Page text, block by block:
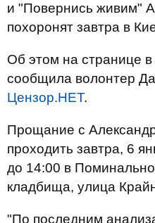
и "Повернись живим"
похоронят завтра в
Об этом на странице в
сообщила волонтер
Цензор.НЕТ.
Прощание с
проходить завтра, 6
до 14:00 в
кладбища, улица
"По последним